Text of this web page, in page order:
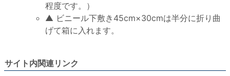
程度です。）
▲ ビニール下敷き45cm×30cmは半分に折り曲
げて箱に入れます。
サイト内関連リンク